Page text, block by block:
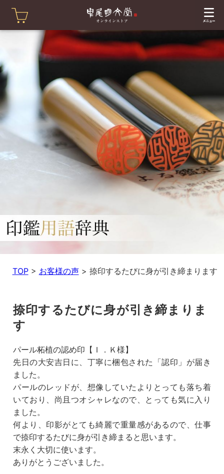
TOP> お客様の声> 捺印するたびに身が引き締まります
捺印するたびに身が引き締まりま
す
パール柘植の認め印【Ｉ．Ｋ様】
先日の大安吉日に、丁寧に梱包された「認印」が届き
ました。
パールのレッドが、想像していたよりとっても落ち着
いており、尚且つオシャレなので、とっても気に入り
ました。
何より、印影がとても綺麗で重量感があるので、仕事
で捺印するたびに身が引き締まると思います。
末永く大切に使います。
ありがとうございました。